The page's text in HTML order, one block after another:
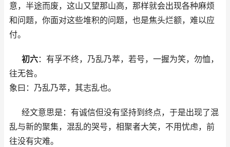
意，半途而废，这山又望那山高，那样就会出现各种麻烦
和问题，你面对这些堆积的问题，也是焦头烂额，难以应
付。
初六：有孚不终，乃乱乃萃，若号，一握为笑，勿恤，
往无咎。
象曰：乃乱乃萃，其志乱也。
经文意思是：有诚信但没有坚持到终点，于是出现了混
乱与新的聚集，混乱的哭号，相聚者大笑，不用忧虑，前
往没有灾难。